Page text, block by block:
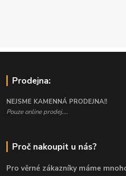
Prodejna:
NEJSME KAMENNÁ PRODEJNA!!
Pouze online prodej....
Proč nakoupit u nás?
Pro věrné zákazníky máme